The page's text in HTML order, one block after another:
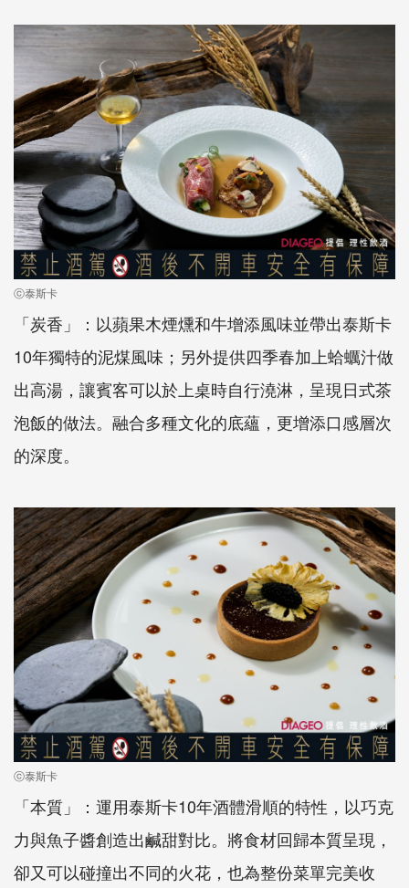
ⓒ泰斯卡
「炭香」：以蘋果木煙燻和牛增添風味並帶出泰斯卡
10年獨特的泥煤風味；另外提供四季春加上蛤蠣汁做
出高湯，讓賓客可以於上桌時自行澆淋，呈現日式茶
泡飯的做法。融合多種文化的底蘊，更增添口感層次
的深度。
ⓒ泰斯卡
「本質」：運用泰斯卡10年酒體滑順的特性，以巧克
力與魚子醬創造出鹹甜對比。將食材回歸本質呈現，
卻又可以碰撞出不同的火花，也為整份菜單完美收